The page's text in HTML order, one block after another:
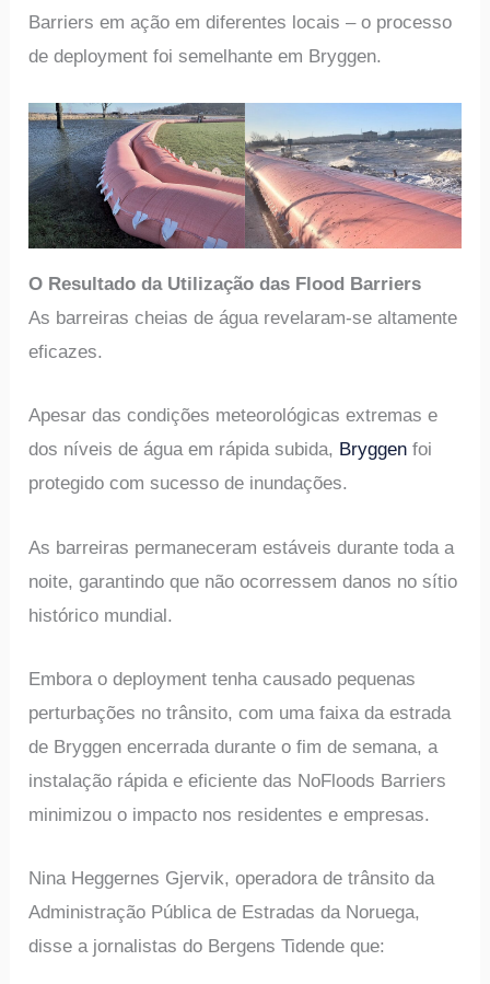
Barriers em ação em diferentes locais – o processo
de deployment foi semelhante em Bryggen.
O Resultado da Utilização das Flood Barriers
As barreiras cheias de água revelaram-se altamente
eficazes.
Apesar das condições meteorológicas extremas e
dos níveis de água em rápida subida, Bryggen foi
protegido com sucesso de inundações.
As barreiras permaneceram estáveis durante toda a
noite, garantindo que não ocorressem danos no sítio
histórico mundial.
Embora o deployment tenha causado pequenas
perturbações no trânsito, com uma faixa da estrada
de Bryggen encerrada durante o fim de semana, a
instalação rápida e eficiente das NoFloods Barriers
minimizou o impacto nos residentes e empresas.
Nina Heggernes Gjervik, operadora de trânsito da
Administração Pública de Estradas da Noruega,
disse a jornalistas do Bergens Tidende que: